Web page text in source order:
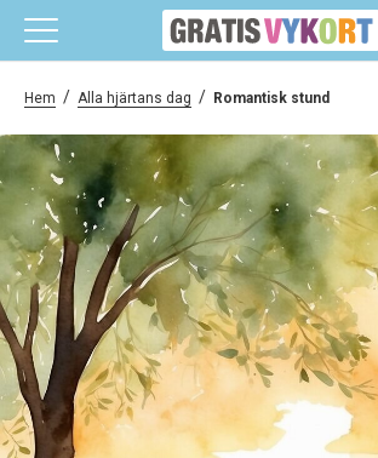
Hem / Alla hjärtans dag / Romantisk stund